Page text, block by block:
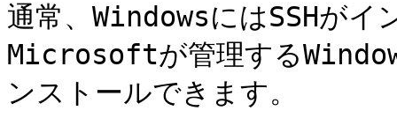
通常、WindowsにはSSHが
Microsoftが管理する
ンストールできます。